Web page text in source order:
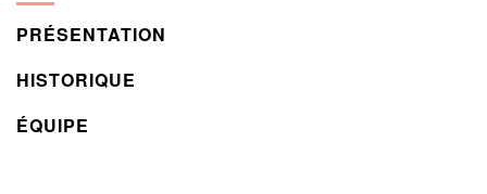
PRÉSENTATION
HISTORIQUE
ÉQUIPE